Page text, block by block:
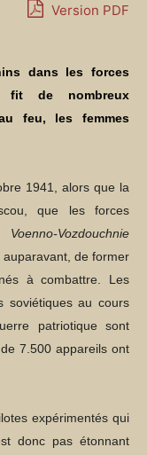
Version PDF
dans les forces
fit de nombreux
feu, les femmes
1941, alors que la
que les forces
Voenno-Vozdouchnie
auparavant, de former
à combattre. Les
soviétiques au cours
patriotique sont
7.500 appareils ont
expérimentés qui
donc pas étonnant